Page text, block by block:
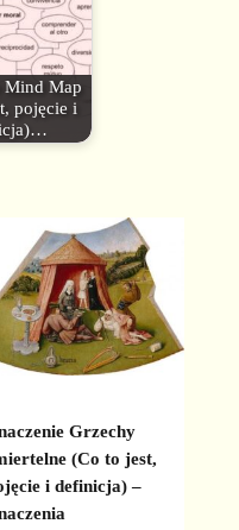
Mind Map
pojęcie i
Grzechy
(Co to jest,
i definicja) –